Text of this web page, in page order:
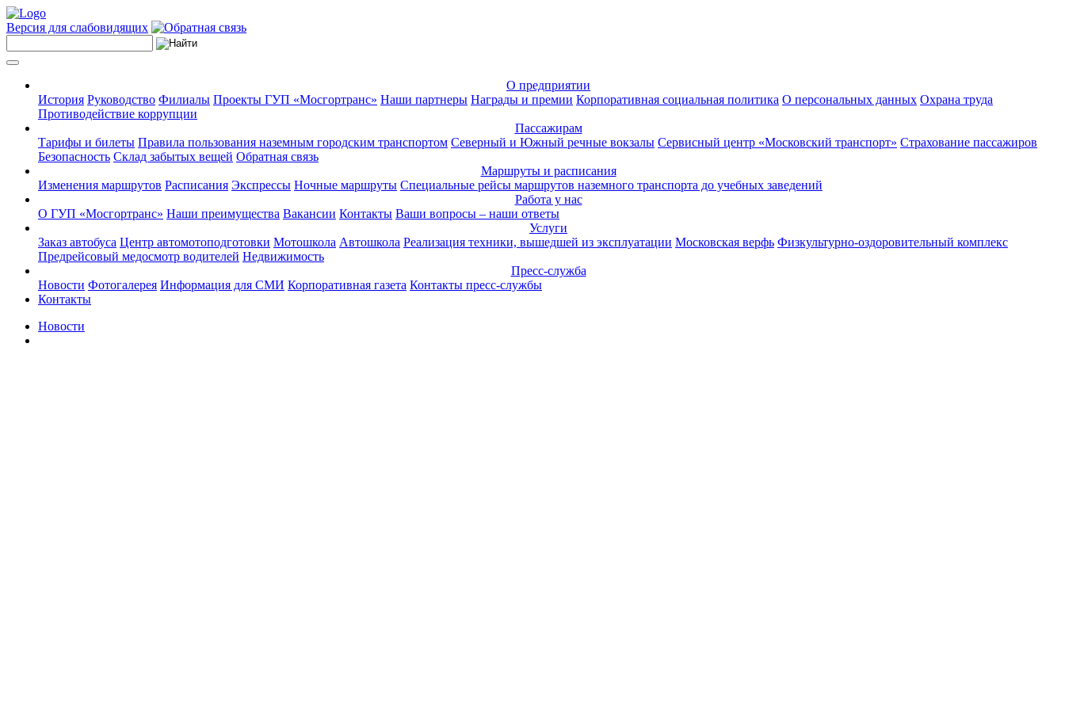
Версия для слабовидящих
О предприятии
История Руководство Филиалы Проекты ГУП «Мосгортранс» Наши партнеры Награды и премии Корпоративная социальная политика О персональных данных Охрана труда
Противодействие коррупции
Пассажирам
Тарифы и билеты Правила пользования наземным городским транспортом Северный и Южный речные вокзалы Сервисный центр «Московский транспорт» Страхование пассажиров
Безопасность Склад забытых вещей Обратная связь
Маршруты и расписания
Изменения маршрутов Расписания Экспрессы Ночные маршруты Специальные рейсы маршрутов наземного транспорта до учебных заведений
Работа у нас
О ГУП «Мосгортранс» Наши преимущества Вакансии Контакты Ваши вопросы – наши ответы
Услуги
Заказ автобуса Центр автомотоподготовки Мотошкола Автошкола Реализация техники, вышедшей из эксплуатации Московская верфь Физкультурно-оздоровительный комплекс
Предрейсовый медосмотр водителей Недвижимость
Пресс-служба
Новости Фотогалерея Информация для СМИ Корпоративная газета Контакты пресс-службы
Контакты
Новости